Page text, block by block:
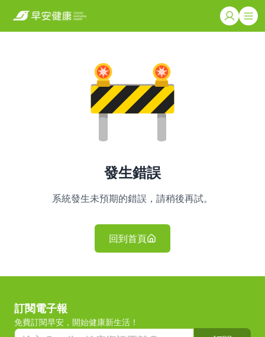
發生錯誤
系統發生未預期的錯誤，請稍後再試。
回到首頁
訂閱電子報
免費訂閱早安，開始健康新生活！